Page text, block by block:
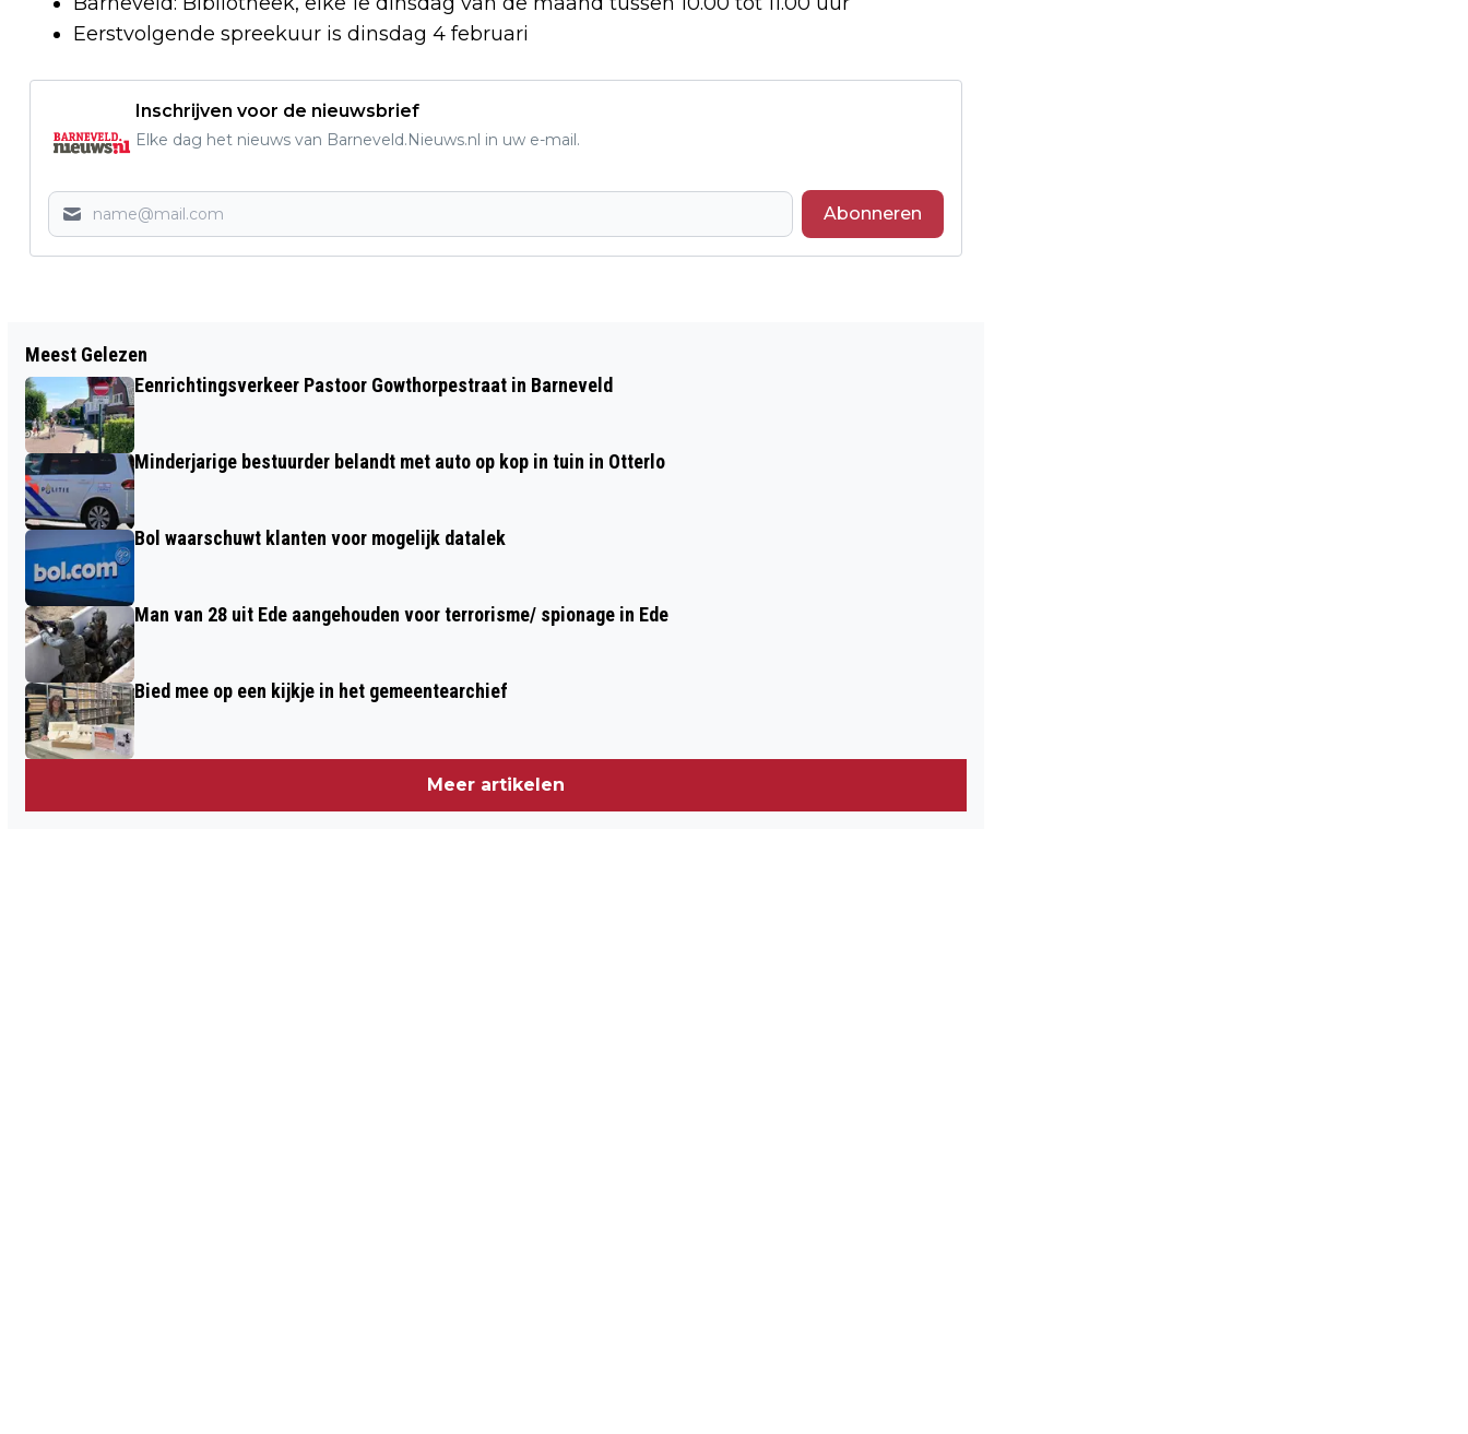
Eerstvolgende spreekuur is dinsdag 4 februari
Inschrijven voor de nieuwsbrief
Elke dag het nieuws van Barneveld.Nieuws.nl in uw e-mail.
Abonneren
ER MOETEN MEER WONINGEN WORDEN
GEBOUWD IN DE GEMEENTE BARNEVELD
PARKEERPLAATS IN STROE: POLITIE
Meest Gelezen
Eenrichtingsverkeer Pastoor Gowthorpestraat in Barneveld
Minderjarige bestuurder belandt met auto op kop in tuin in Otterlo
Bol waarschuwt klanten voor mogelijk datalek
Man van 28 uit Ede aangehouden voor terrorisme/ spionage in Ede
Bied mee op een kijkje in het gemeentearchief
Meer artikelen